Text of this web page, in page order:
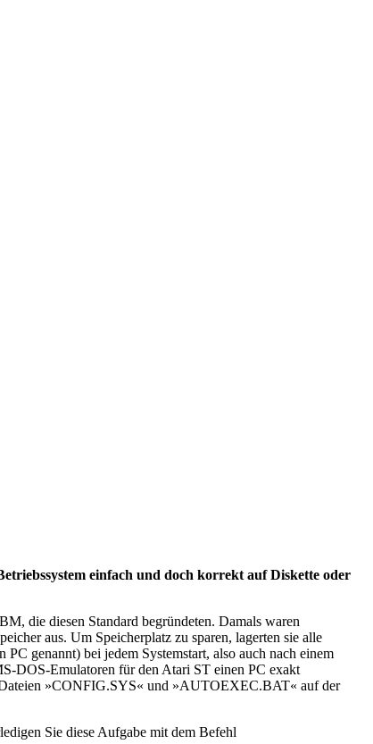
einfach und doch korrekt auf Diskette oder
die diesen Standard begründeten. Damals waren
aus. Um Speicherplatz zu sparen, lagerten sie alle
genannt) bei jedem Systemstart, also auch nach einem
DOS-Emulatoren für den Atari ST einen PC exakt
Dateien »CONFIG.SYS« und »AUTOEXEC.BAT« auf der
Sie diese Aufgabe mit dem Befehl